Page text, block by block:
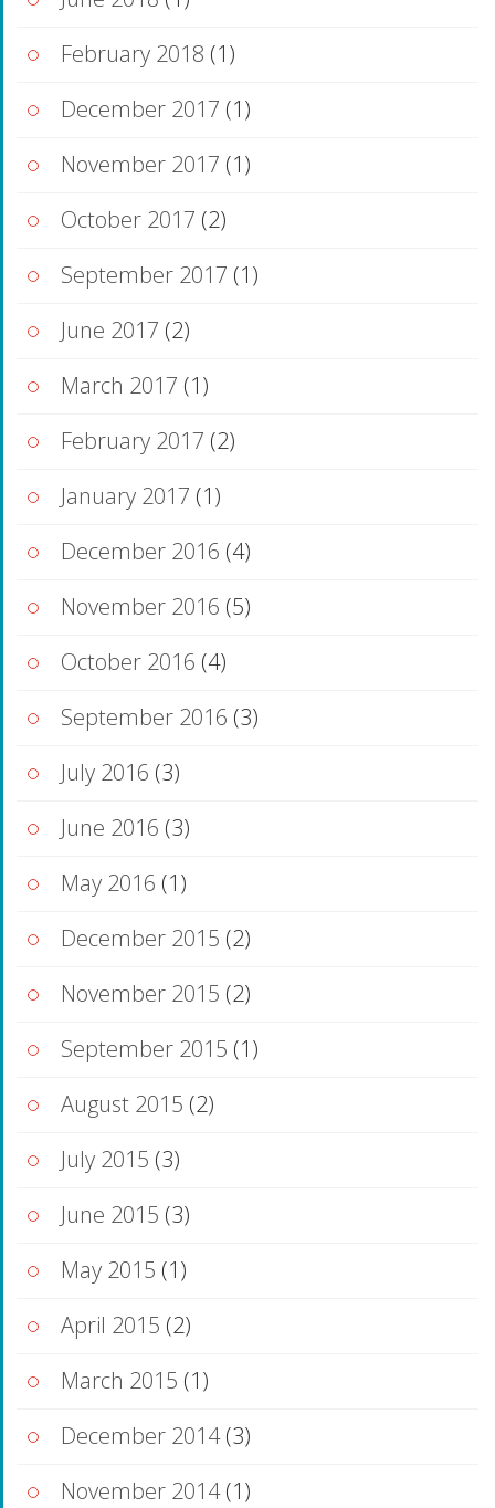
February 2018 (1)
December 2017 (1)
November 2017 (1)
October 2017 (2)
September 2017 (1)
June 2017 (2)
March 2017 (1)
February 2017 (2)
January 2017 (1)
December 2016 (4)
November 2016 (5)
October 2016 (4)
September 2016 (3)
July 2016 (3)
June 2016 (3)
May 2016 (1)
December 2015 (2)
November 2015 (2)
September 2015 (1)
August 2015 (2)
July 2015 (3)
June 2015 (3)
May 2015 (1)
April 2015 (2)
March 2015 (1)
December 2014(3)
November 2014(1)